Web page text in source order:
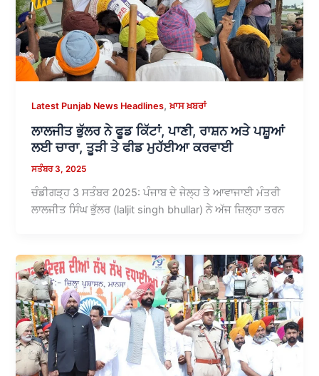
Latest Punjab News Headlines,ਖ਼ਾਸ ਖ਼ਬਰਾਂ
ਲਾਲਜੀਤ ਭੁੱਲਰ ਨੇ ਫੂਡ ਕਿੱਟਾਂ, ਪਾਣੀ, ਰਾਸ਼ਨ ਅਤੇ ਪਸ਼ੂਆਂ
ਲਈ ਚਾਰਾ, ਤੂੜੀ ਤੇ ਫੀਡ ਮੁਹੱਈਆ ਕਰਵਾਈ
ਸਤੰਬਰ 3, 2025
ਚੰਡੀਗੜ੍ਹ 3 ਸਤੰਬਰ 2025: ਪੰਜਾਬ ਦੇ ਜੇਲ੍ਹ ਤੇ ਆਵਾਜਾਈ ਮੰਤਰੀ
ਲਾਲਜੀਤ ਸਿੰਘ ਭੁੱਲਰ (laljit singh bhullar) ਨੇ ਅੱਜ ਜ਼ਿਲ੍ਹਾ ਤਰਨ